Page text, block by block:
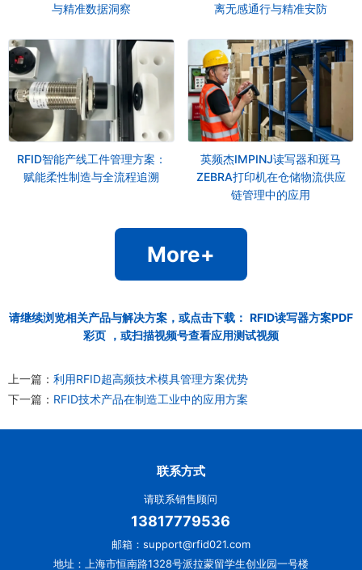
与精准数据洞察
离无感通行与精准安防
RFID智能产线工件管理方案：
赋能柔性制造与全流程追溯
英频杰IMPINJ读写器和斑马
ZEBRA打印机在仓储物流供应
链管理中的应用
More+
请继续浏览相关产品与解决方案，或点击下载： RFID读写器方案PDF
彩页 ，或扫描视频号查看应用测试视频
上一篇： 利用RFID超高频技术模具管理方案优势
下一篇： RFID技术产品在制造工业中的应用方案
联系方式
请联系销售顾问
13817779536
邮箱：support@rfid021.com
地址：上海市恒南路1328号派拉蒙留学生创业园一号楼